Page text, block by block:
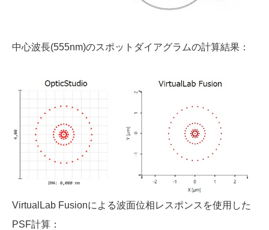
中心波長(555nm)のスポットダイアグラムの計算結果：
VirtualLab Fusionによる波面位相レスポンスを使用した
PSF計算：